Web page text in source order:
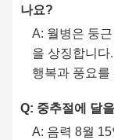
나요?
A: 월병은 둥
을 상징합니다
행복과 풍요를
Q: 중추절에 달
A: 음력 8월